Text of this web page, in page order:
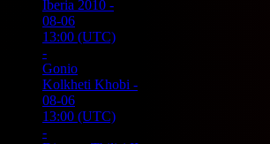
Iberia 2010 -
08-06
13:00 (UTC)
-
Gonio
Kolkheti Khobi -
08-06
13:00 (UTC)
-